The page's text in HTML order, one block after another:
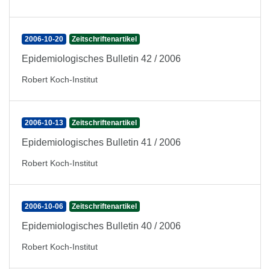
2006-10-20 Zeitschriftenartikel
Epidemiologisches Bulletin 42 / 2006
Robert Koch-Institut
2006-10-13 Zeitschriftenartikel
Epidemiologisches Bulletin 41 / 2006
Robert Koch-Institut
2006-10-06 Zeitschriftenartikel
Epidemiologisches Bulletin 40 / 2006
Robert Koch-Institut